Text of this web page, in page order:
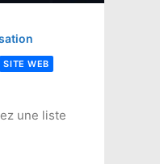
SITE WEB
une liste